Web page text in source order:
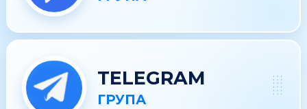
TELEGRAM
ГРУПА